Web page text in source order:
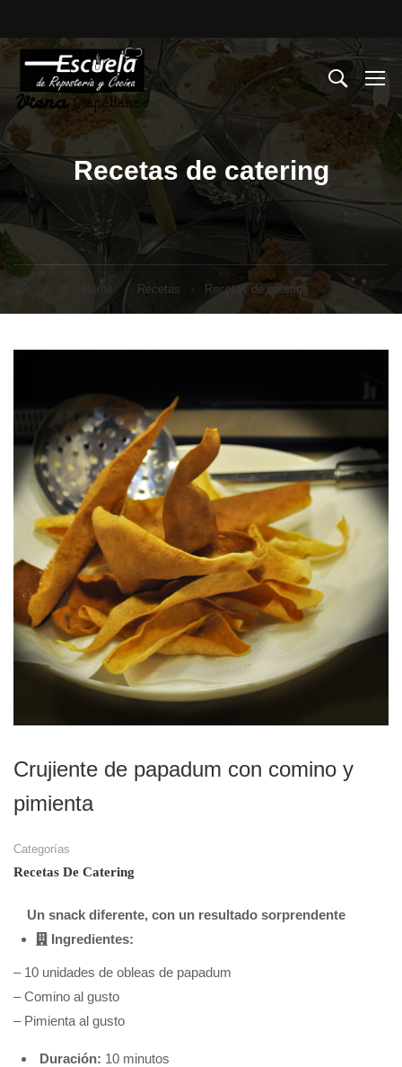
Recetas de catering
Home Recetas Recetas de catering
Crujiente de papadum con comino y
pimienta
Categorías
Recetas De Catering
Un snack diferente, con un resultado sorprendente
Ingredientes:
– 10 unidades de obleas de papadum
– Comino al gusto
– Pimienta al gusto
Duración: 10 minutos